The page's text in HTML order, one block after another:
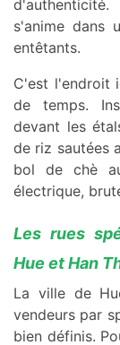
s'anime dans
entêtants.
C'est l'endroit
de temps.
devant les
de riz sautées
bol de chè
électrique,
Les rues
Hue et Han
La ville de
vendeurs par
bien définis.